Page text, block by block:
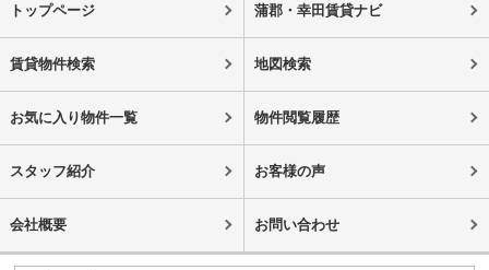
トップページ 蒲郡・幸田賃貸ナビ
賃貸物件検索 地図検索
お気に入り物件一覧 物件閲覧履歴
スタッフ紹介 お客様の声
会社概要 お問い合わせ